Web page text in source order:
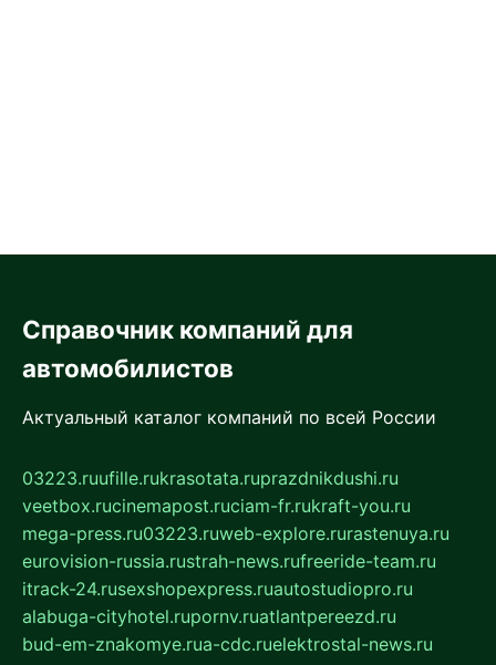
Справочник компаний для
автомобилистов
Актуальный каталог компаний по всей России
03223.ruufille.rukrasotata.ruprazdnikdushi.ru
veetbox.rucinemapost.ruciam-fr.rukraft-you.ru
mega-press.ru03223.ruweb-explore.rurastenuya.ru
eurovision-russia.rustrah-news.rufreeride-team.ru
itrack-24.rusexshopexpress.ruautostudiopro.ru
alabuga-cityhotel.rupornv.ruatlantpereezd.ru
bud-em-znakomye.rua-cdc.ruelektrostal-news.ru